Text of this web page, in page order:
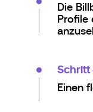
Die
Profile
Schritt
Einen